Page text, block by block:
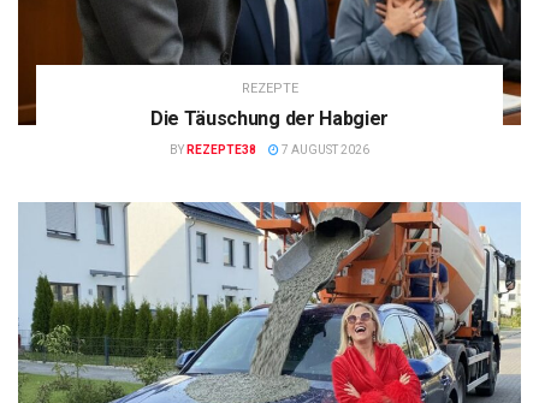
REZEPTE
Die Täuschung der Habgier
BY REZEPTE38 7 AUGUST 2026